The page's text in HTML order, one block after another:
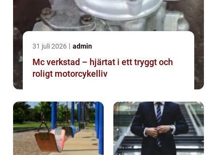
31 juli 2026 admin
Mc verkstad – hjärtat i ett tryggt och
roligt motorcykelliv